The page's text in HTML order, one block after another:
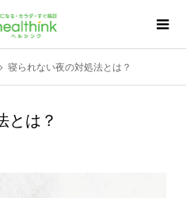
寝られない夜の対処法とは？
とは？